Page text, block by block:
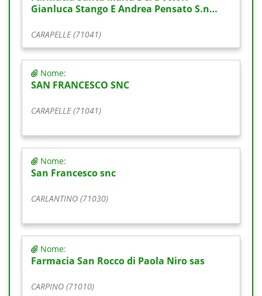
Gianluca Stango E Andrea Pensato S.n…
CARAPELLE (71041)
Nome:
SAN FRANCESCO SNC
CARAPELLE (71041)
Nome:
San Francesco snc
CARLANTINO (71030)
Nome:
Farmacia San Rocco di Paola Niro sas
CARPINO (71010)